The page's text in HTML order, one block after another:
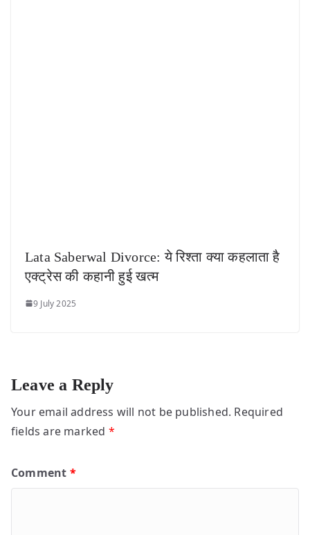
Lata Saberwal Divorce: ये रिश्ता क्या कहलाता है
एक्ट्रेस की कहानी हुई खत्म
9 July 2025
Leave a Reply
Your email address will not be published. Required
fields are marked *
Comment *